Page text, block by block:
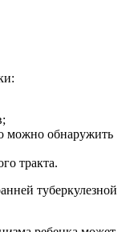
можно обнаружить
тракта.
туберкулезной